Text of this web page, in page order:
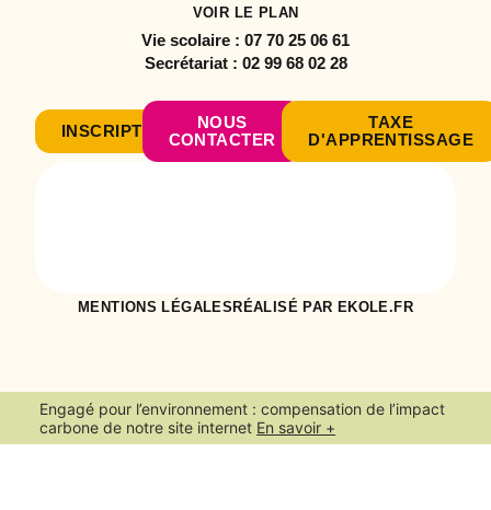
VOIR LE PLAN
Vie scolaire : 07 70 25 06 61
Secrétariat : 02 99 68 02 28
INSCRIPTION
NOUS
CONTACTER
TAXE
D'APPRENTISSAGE
MENTIONS LÉGALES RÉALISÉ PAR EKOLE.FR
Engagé pour l’environnement : compensation de l’impact
carbone de notre site internet En savoir +